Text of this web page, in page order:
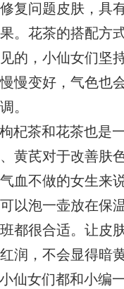
复问题皮肤，具
。花茶的搭配方
的，小仙女们坚
慢变好，气色也
。
杞茶和花茶也是
黄芪对于改善肤
血不做的女生来
以泡一壶放在保
都很合适。让皮
润，不会显得暗黄
仙女们都和小编